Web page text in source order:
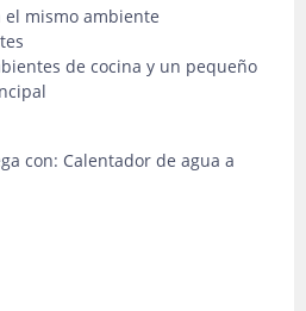
el mismo ambiente
de cocina y un pequeño
con: Calentador de agua a